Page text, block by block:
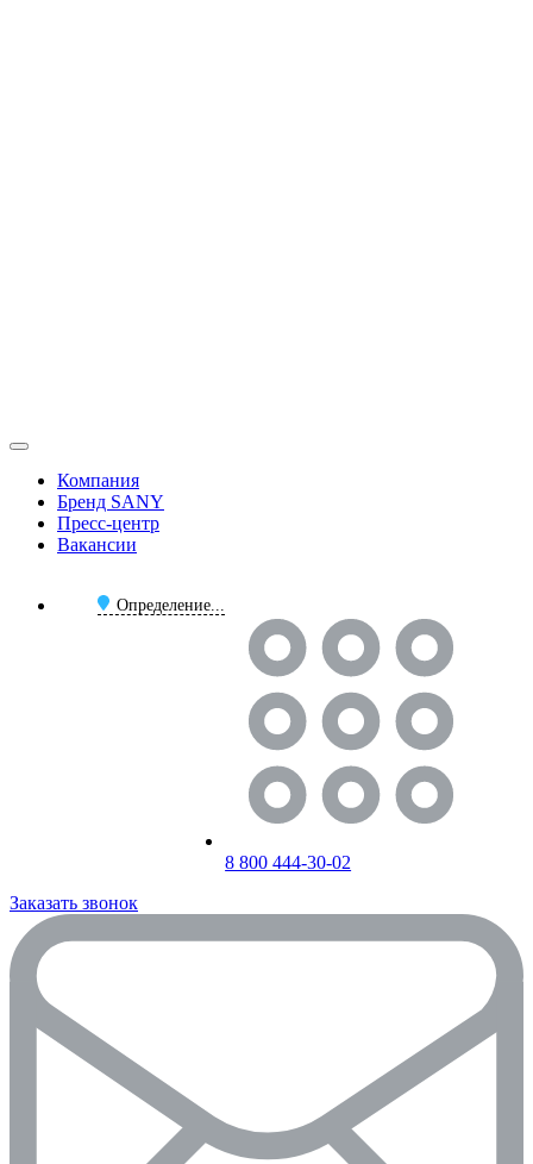
Компания
Бренд SANY
Пресс-центр
Вакансии
Определение...
8 800 444-30-02
Заказать звонок